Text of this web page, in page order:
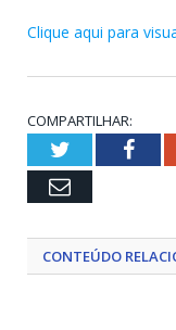
Clique aqui para
COMPARTILHAR:
Twitter
Email
CONTEÚDO